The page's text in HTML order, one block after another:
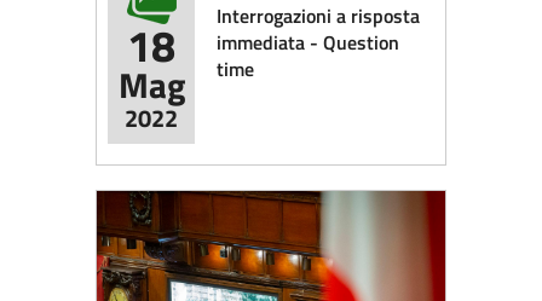
Interrogazioni a risposta
immediata - Question
time
18
Mag
2022